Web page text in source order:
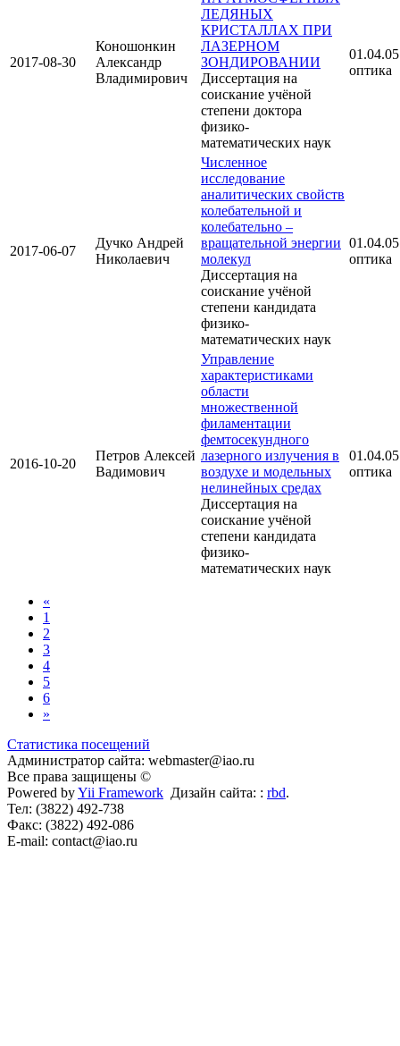
2017-08-30
Коношонкин
Александр
Владимирович
ЛЕДЯНЫХ
КРИСТАЛЛАХ ПРИ
ЛАЗЕРНОМ
ЗОНДИРОВАНИИ
Диссертация на
соискание учёной
степени доктора
физико-
математических наук
оптика
2017-06-07
Дучко Андрей
Николаевич
Численное
исследование
аналитических свойств
колебательной и
колебательно –
вращательной энергии
молекул
Диссертация на
соискание учёной
степени кандидата
физико-
математических наук
оптика
2016-10-20
Петров Алексей
Вадимович
Управление
характеристиками
области
множественной
филаментации
фемтосекундного
лазерного излучения в
воздухе и модельных
нелинейных средах
Диссертация на
соискание учёной
степени кандидата
физико-
математических наук
оптика
«
1
2
3
4
5
6
»
Статистика посещений
Администратор сайта: webmaster@iao.ru
Все права защищены ©
Powered byYii Framework Дизайн сайта: : rbd.
Тел: (3822) 492-738
Факс: (3822) 492-086
E-mail: contact@iao.ru